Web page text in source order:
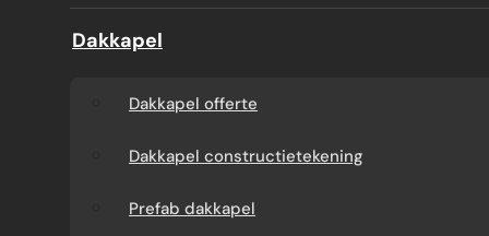
Constructieberekening
Moderne aanbouw
Dakkapel projecten
Dakkapel
Dakkapel offerte
Dakkapel constructietekening
Prefab dakkapel